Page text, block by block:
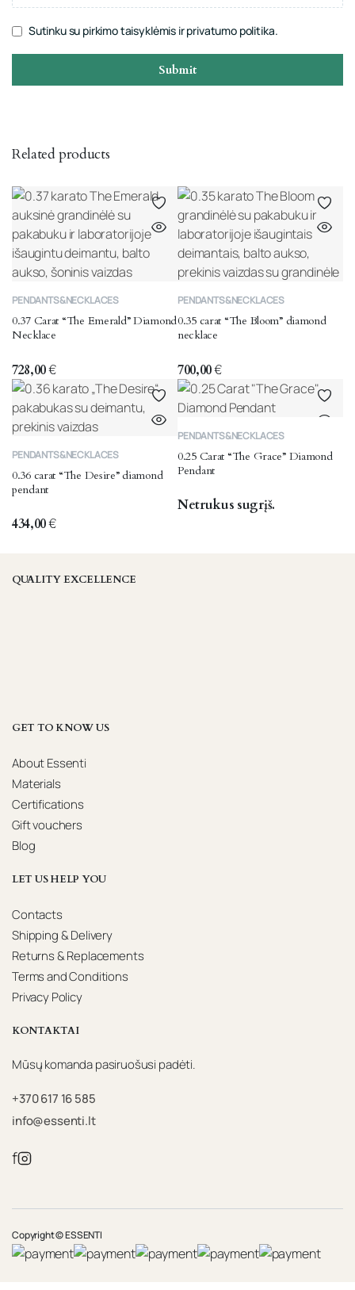
Sutinku su pirkimo taisyklėmis ir privatumo politika.
Submit
Related products
PENDANTS&NECKLACES
0.37 Carat “The Emerald” Diamond
Necklace
728,00€
PENDANTS&NECKLACES
0.35 carat “The Bloom” diamond
necklace
700,00€
PENDANTS&NECKLACES
0.36 carat “The Desire” diamond
pendant
434,00€
PENDANTS&NECKLACES
0.25 Carat “The Grace” Diamond
Pendant
Netrukus sugrįš.
QUALITY EXCELLENCE
GET TO KNOW US
About Essenti
Materials
Certifications
Gift vouchers
Blog
LET US HELP YOU
Contacts
Shipping & Delivery
Returns & Replacements
Terms and Conditions
Privacy Policy
KONTAKTAI
Mūsų komanda pasiruošusi padėti.
+370 617 16 585
info@essenti.lt
f
Copyright © ESSENTI